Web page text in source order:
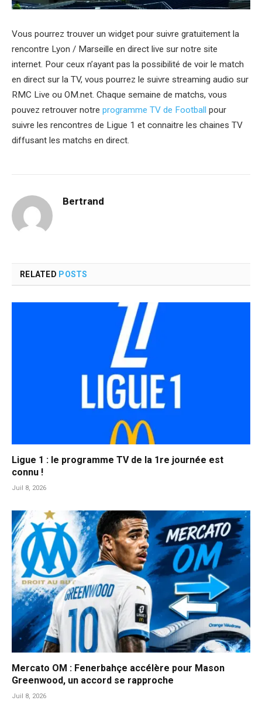
Vous pourrez trouver un widget pour suivre gratuitement la
rencontre Lyon / Marseille en direct live sur notre site
internet. Pour ceux n’ayant pas la possibilité de voir le match
en direct sur la TV, vous pourrez le suivre streaming audio sur
RMC Live ou OM.net. Chaque semaine de matchs, vous
pouvez retrouver notre programme TV de Football pour
suivre les rencontres de Ligue 1 et connaitre les chaines TV
diffusant les matchs en direct.
Bertrand
RELATED POSTS
Ligue 1 : le programme TV de la 1re journée est
connu !
Juil 8, 2026
Mercato OM : Fenerbahçe accélère pour Mason
Greenwood, un accord se rapproche
Juil 8, 2026